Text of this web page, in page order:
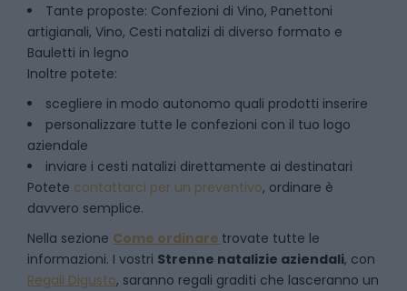
Tante proposte: Confezioni di Vino, Panettoni
artigianali, Vino, Cesti natalizi di diverso formato e
Bauletti in legno
Inoltre potete:
scegliere in modo autonomo quali prodotti inserire
personalizzare tutte le confezioni con il tuo logo
aziendale
inviare i cesti natalizi direttamente ai destinatari
Potete contattarci per un preventivo, ordinare è
davvero semplice.
Nella sezione Come ordinare trovate tutte le
informazioni. I vostri Strenne natalizie aziendali, con
Regali Digusto, saranno regali graditi che lasceranno un